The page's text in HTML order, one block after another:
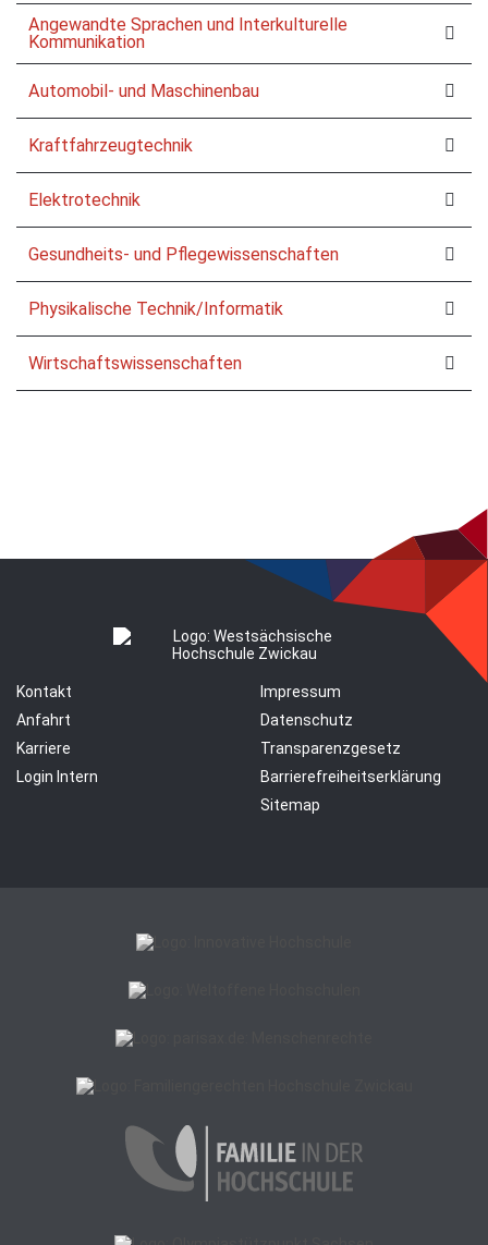
Angewandte Sprachen und Interkulturelle
Kommunikation
Automobil- und Maschinenbau
Kraftfahrzeugtechnik
Elektrotechnik
Gesundheits- und Pflegewissenschaften
Physikalische Technik/Informatik
Wirtschaftswissenschaften
Kontakt
Anfahrt
Karriere
Login Intern
Impressum
Datenschutz
Transparenzgesetz
Barrierefreiheitserklärung
Sitemap